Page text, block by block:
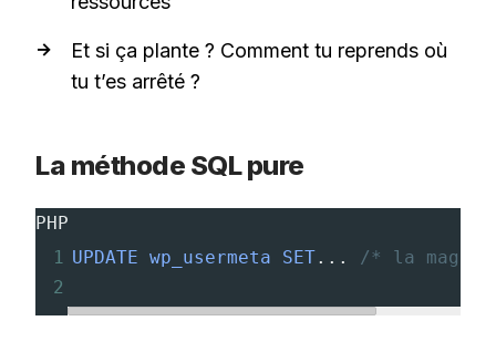
Et si ça plante ? Comment tu reprends où
tu t’es arrêté ?
La méthode SQL pure
PHP
1
UPDATE wp_usermeta SET...
/* la magie
2